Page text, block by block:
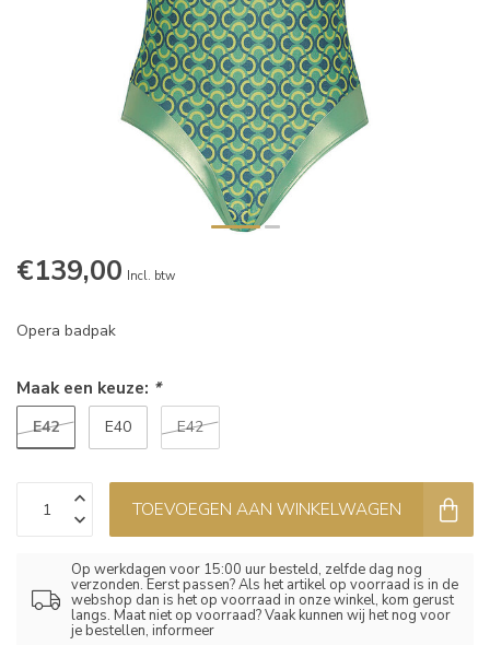
€139,00 Incl. btw
Opera badpak
Maak een keuze: *
E42 E40 E42
TOEVOEGEN AAN WINKELWAGEN
Op werkdagen voor 15:00 uur besteld, zelfde dag nog
verzonden. Eerst passen? Als het artikel op voorraad is in de
webshop dan is het op voorraad in onze winkel, kom gerust
langs. Maat niet op voorraad? Vaak kunnen wij het nog voor
je bestellen, informeer